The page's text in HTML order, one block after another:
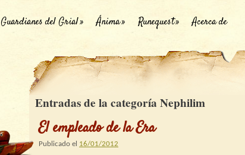
Guardianes del Grial Ánima Runequest Acerca de
Entradas de la categoría Nephilim
El empleado de la Era
Publicado el 16/01/2012